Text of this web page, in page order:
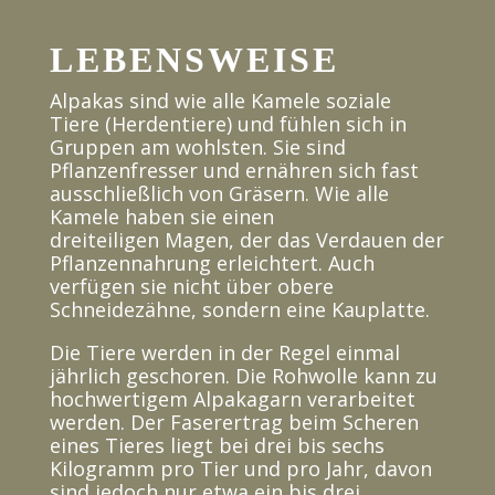
LEBENSWEISE
Alpakas sind wie alle Kamele soziale
Tiere (Herdentiere) und fühlen sich in
Gruppen am wohlsten. Sie sind
Pflanzenfresser und ernähren sich fast
ausschließlich von Gräsern. Wie alle
Kamele haben sie einen
dreiteiligen Magen, der das Verdauen der
Pflanzennahrung erleichtert. Auch
verfügen sie nicht über obere
Schneidezähne, sondern eine Kauplatte.
Die Tiere werden in der Regel einmal
jährlich geschoren. Die Rohwolle kann zu
hochwertigem Alpakagarn verarbeitet
werden. Der Faserertrag beim Scheren
eines Tieres liegt bei drei bis sechs
Kilogramm pro Tier und pro Jahr, davon